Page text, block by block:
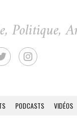
PODCASTS VIDÉOS